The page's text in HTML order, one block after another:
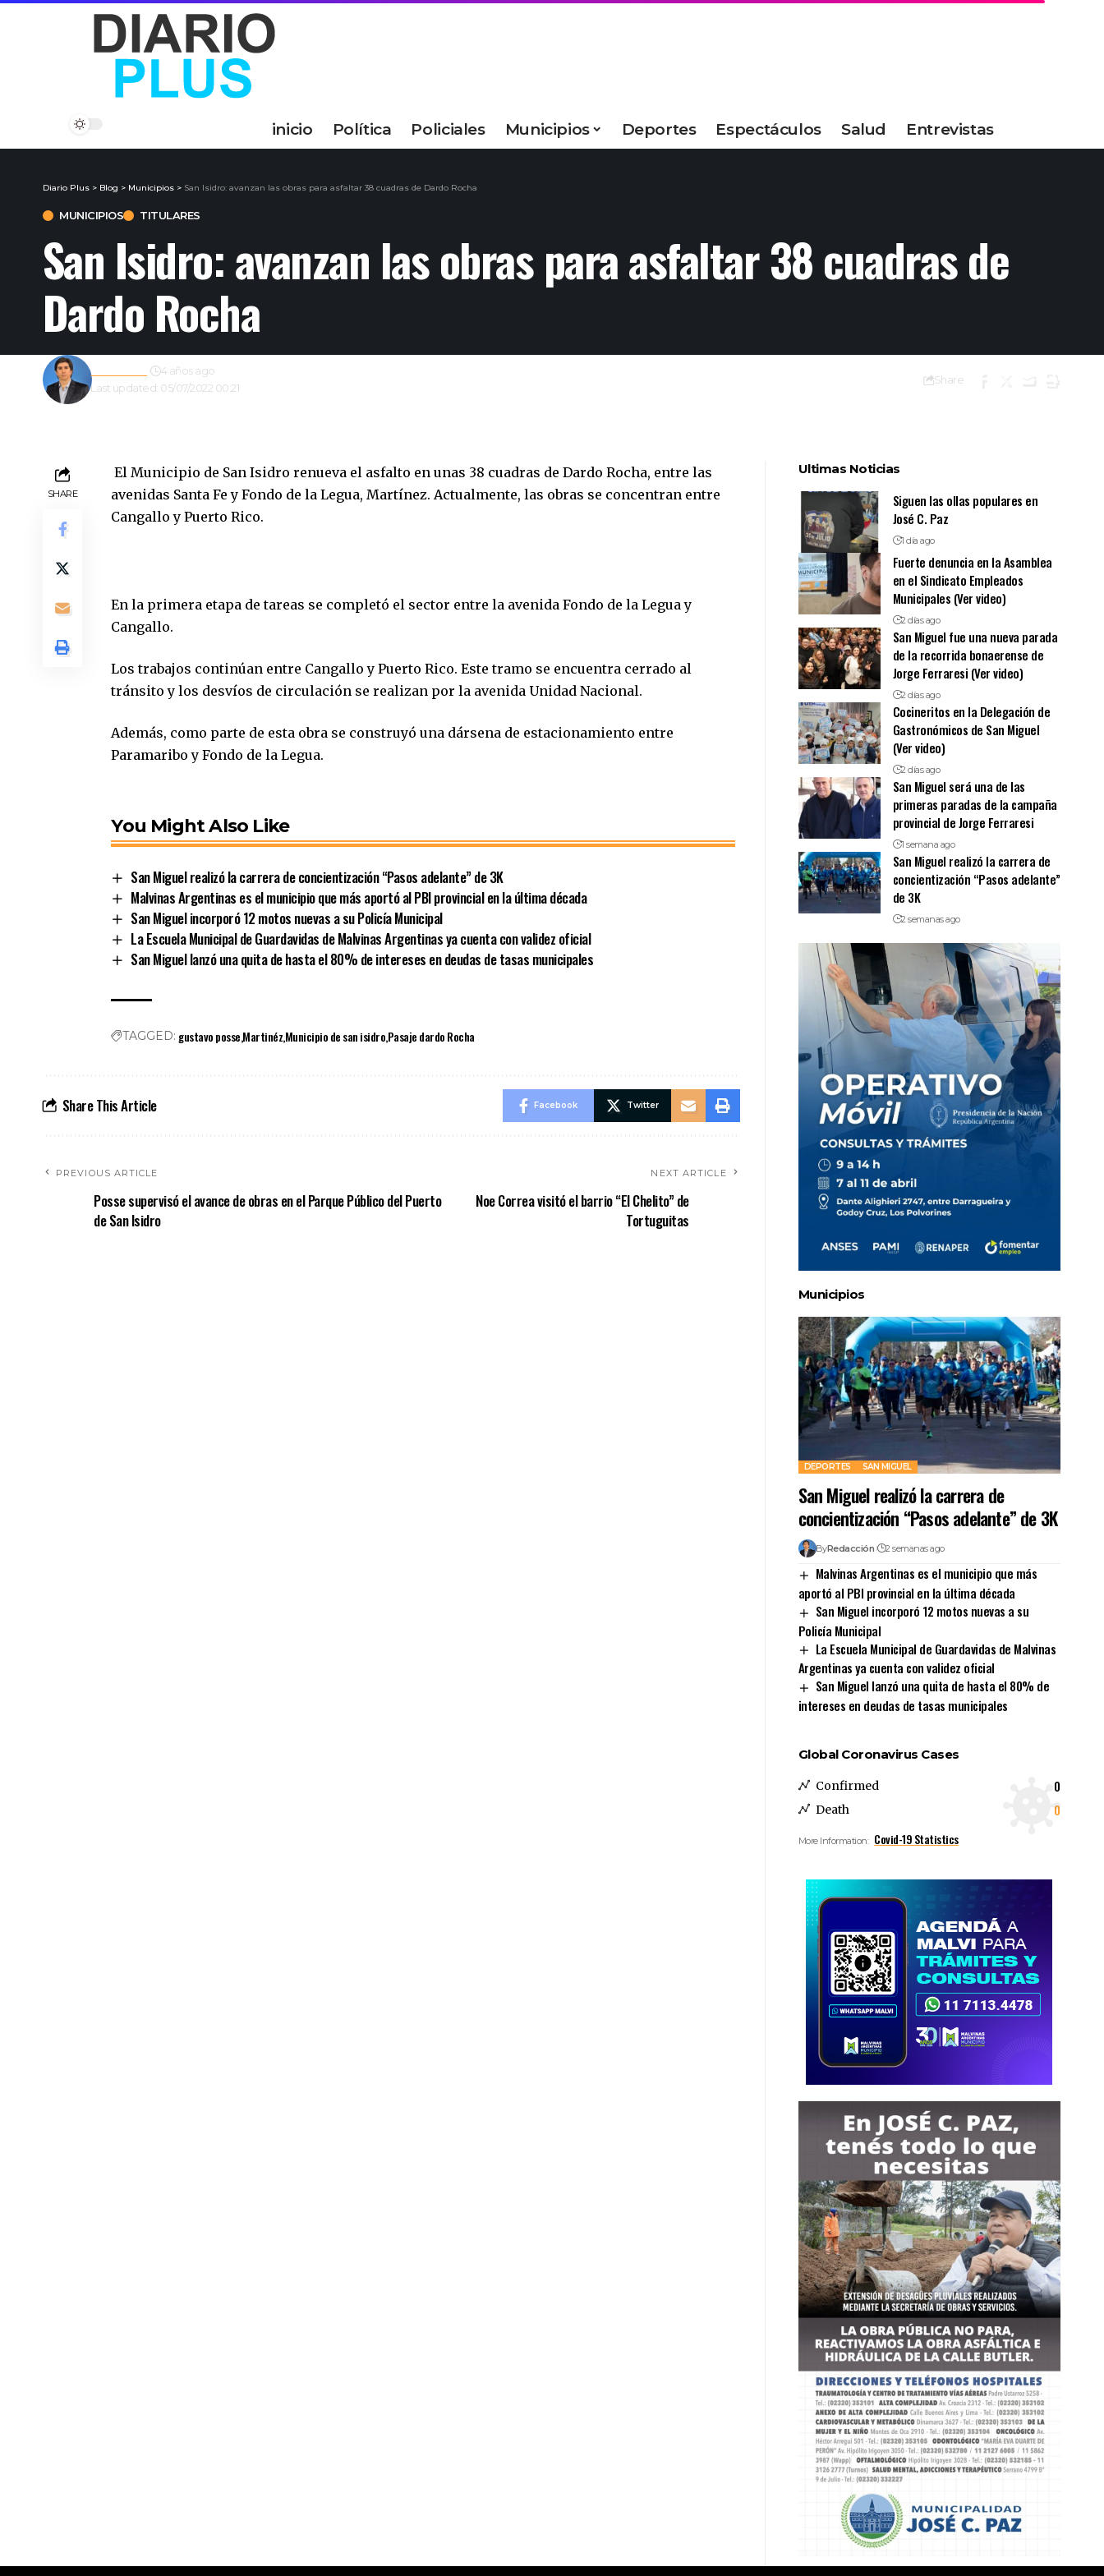
inicio Política Policiales Municipios Deportes Espectáculos Salud Entrevistas
Diario Plus > Blog > Municipios > San Isidro: avanzan las obras para asfaltar 38 cuadras de Dardo Rocha
MUNICIPIOS TITULARES
San Isidro: avanzan las obras para asfaltar 38 cuadras de
Dardo Rocha
Last updated: 05/07/2022 00:21
Redacción 4 años ago
Share
SHARE
El Municipio de San Isidro renueva el asfalto en unas 38 cuadras de Dardo Rocha, entre las
avenidas Santa Fe y Fondo de la Legua, Martínez. Actualmente, las obras se concentran entre
Cangallo y Puerto Rico.
En la primera etapa de tareas se completó el sector entre la avenida Fondo de la Legua y
Cangallo.
Los trabajos continúan entre Cangallo y Puerto Rico. Este tramo se encuentra cerrado al
tránsito y los desvíos de circulación se realizan por la avenida Unidad Nacional.
Además, como parte de esta obra se construyó una dársena de estacionamiento entre
Paramaribo y Fondo de la Legua.
You Might Also Like
San Miguel realizó la carrera de concientización “Pasos adelante” de 3K
Malvinas Argentinas es el municipio que más aportó al PBI provincial en la última década
San Miguel incorporó 12 motos nuevas a su Policía Municipal
La Escuela Municipal de Guardavidas de Malvinas Argentinas ya cuenta con validez oficial
San Miguel lanzó una quita de hasta el 80% de intereses en deudas de tasas municipales
TAGGED: gustavo posseMartinézMunicipio de san isidroPasaje dardo Rocha
Share This Article Facebook Twitter
PREVIOUS ARTICLE
Posse supervisó el avance de obras en el Parque Público del Puerto
de San Isidro
NEXT ARTICLE
Noe Correa visitó el barrio “El Chelito” de
Tortuguitas
Ultimas Noticias
Siguen las ollas populares en
José C. Paz
1 día ago
Fuerte denuncia en la Asamblea
en el Sindicato Empleados
Municipales (Ver video)
2 días ago
San Miguel fue una nueva parada
de la recorrida bonaerense de
Jorge Ferraresi (Ver video)
2 días ago
Cocineritos en la Delegación de
Gastronómicos de San Miguel
(Ver video)
2 días ago
San Miguel será una de las
primeras paradas de la campaña
provincial de Jorge Ferraresi
1 semana ago
San Miguel realizó la carrera de
concientización “Pasos adelante”
de 3K
2 semanas ago
Municipios
DEPORTES SAN MIGUEL
San Miguel realizó la carrera de
concientización “Pasos adelante” de 3K
ByRedacción 2 semanas ago
Malvinas Argentinas es el municipio que más
aportó al PBI provincial en la última década
San Miguel incorporó 12 motos nuevas a su
Policía Municipal
La Escuela Municipal de Guardavidas de Malvinas
Argentinas ya cuenta con validez oficial
San Miguel lanzó una quita de hasta el 80% de
intereses en deudas de tasas municipales
Global Coronavirus Cases
Confirmed 0
Death 0
More Information: Covid-19 Statistics